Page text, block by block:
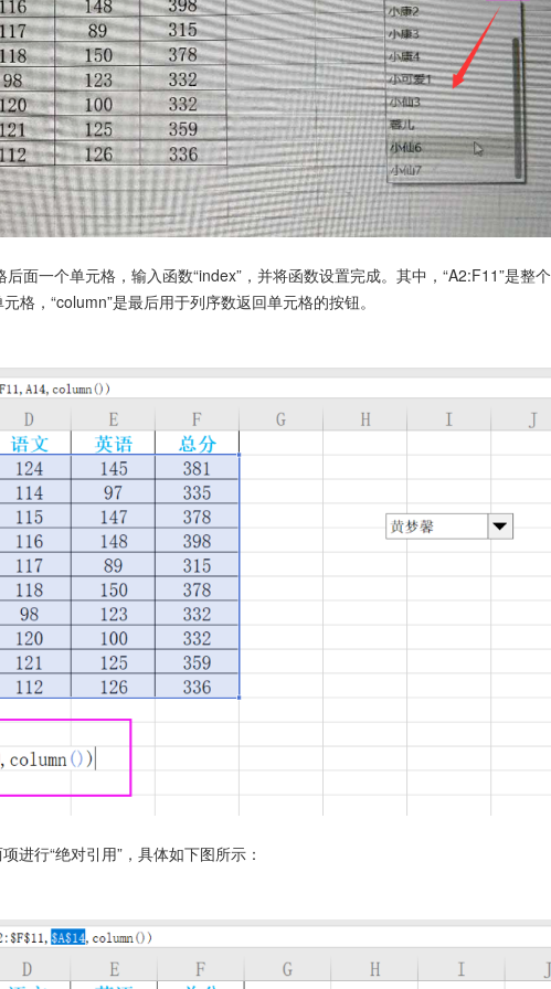
面一个单元格，输入函数“index”，并将函数设置完成。其中，“A2:F11”是整个
格，“column”是最后用于列序数返回单元格的按钮。
进行“绝对引用”，具体如下图所示：